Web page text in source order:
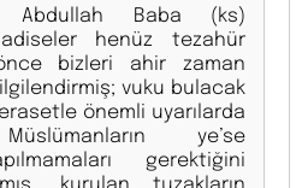
Abdullah Baba (ks)
henüz tezahür
bizleri ahir zaman
vuku bulacak
önemli uyarılarda
ye’se
gerektiğini
kurulan tuzakların